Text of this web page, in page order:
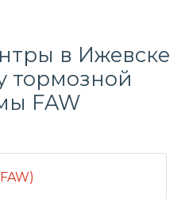
в Ижевске
тормозной
FAW